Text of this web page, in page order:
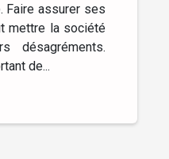
Faire assurer ses
mettre la société
désagréments.
de...